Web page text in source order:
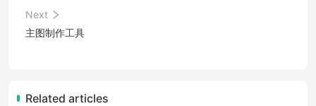
Next
主图制作工具
Related articles